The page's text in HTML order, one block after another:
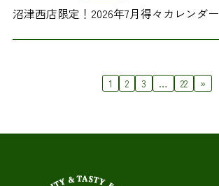
沼津西店限定！2026年7月得々カレンダー
1 2 3 … 22 »